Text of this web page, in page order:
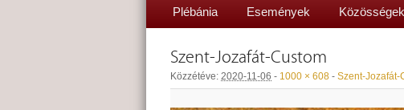
Plébánia Események Közösségek
Szent-Jozafát-Custom
Közzétéve: 2020-11-06 - 1000 × 608 - Szent-Jozafát-